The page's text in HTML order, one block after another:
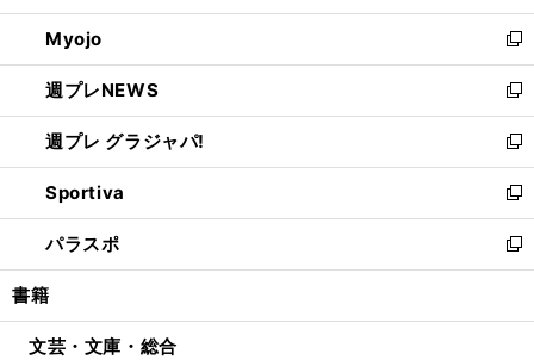
開
く
ウ
で
開
く
ン
ド
ウ
で
開
く
ウ
ィ
ン
ド
ウ
で
開
く
Myojo
新
し
い
ウ
ィ
ン
ド
ウ
で
開
週プレNEWS
新
し
い
ウ
ィ
ン
ド
ウ
開
週プレ グラジャパ!
新
し
い
ウ
ィ
ン
ウ
Sportiva
新
し
い
ウ
ン
パラスポ
新
し
ウ
書籍
文芸・文庫・総合